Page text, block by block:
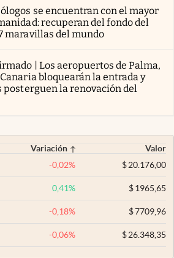
se encuentran con el mayor
recuperan del fondo del
maravillas del mundo
| Los aeropuertos de Palma,
bloquearán la entrada y
posterguen la renovación del
Variación
Valor
-0,02% $20.176,00
0,41% $1965,65
-0,18% $7709,96
-0,06% $26.348,35